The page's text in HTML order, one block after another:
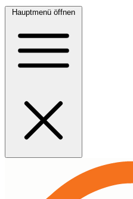
Hauptmenü öffnen